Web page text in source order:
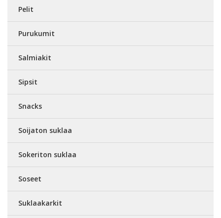
Pelit
Purukumit
Salmiakit
Sipsit
Snacks
Soijaton suklaa
Sokeriton suklaa
Soseet
Suklaakarkit